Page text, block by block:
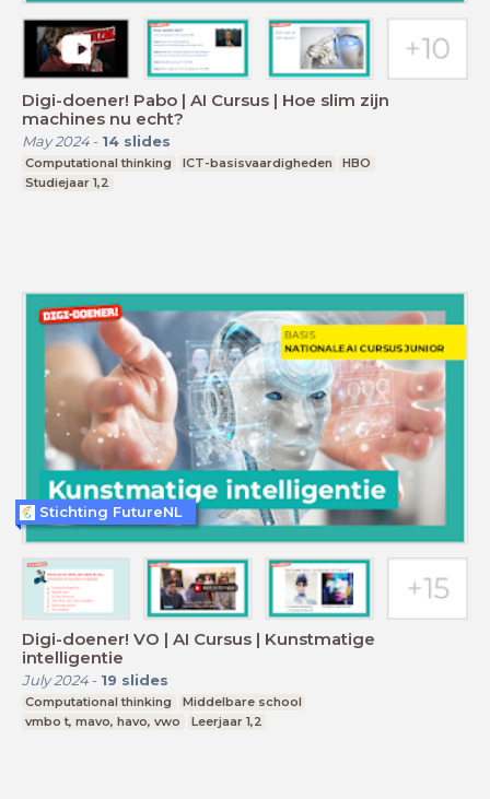
Digi-doener! Pabo | AI Cursus | Hoe slim zijn
machines nu echt?
May 2024- 14 slides
Computational thinking ICT-basisvaardigheden
HBO
Studiejaar 1,2
Digi-doener! VO | AI Cursus | Kunstmatige
intelligentie
July 2024- 19 slides
Computational thinking
Middelbare school
vmbo t, mavo, havo, vwo
Leerjaar 1,2
Stichting FutureNL